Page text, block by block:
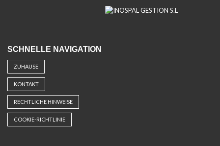
SCHNELLE NAVIGATION
ZUHAUSE
KONTAKT
RECHTLICHE HINWEISE
COOKIE-RICHTLINIE